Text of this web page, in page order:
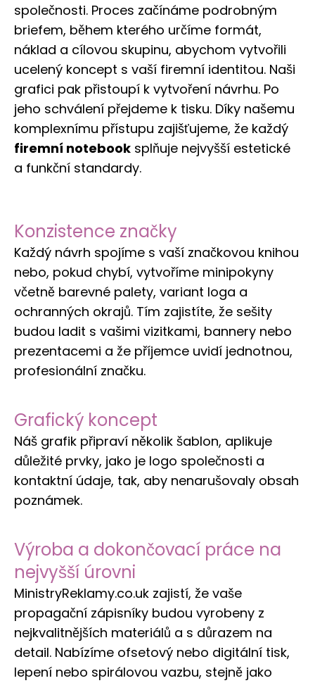
společnosti. Proces začínáme podrobným
briefem, během kterého určíme formát,
náklad a cílovou skupinu, abychom vytvořili
ucelený koncept s vaší firemní identitou. Naši
grafici pak přistoupí k vytvoření návrhu. Po
jeho schválení přejdeme k tisku. Díky našemu
komplexnímu přístupu zajišťujeme, že každý
firemní notebook splňuje nejvyšší estetické
a funkční standardy.
Konzistence značky
Každý návrh spojíme s vaší značkovou knihou
nebo, pokud chybí, vytvoříme minipokyny
včetně barevné palety, variant loga a
ochranných okrajů. Tím zajistíte, že sešity
budou ladit s vašimi vizitkami, bannery nebo
prezentacemi a že příjemce uvidí jednotnou,
profesionální značku.
Grafický koncept
Náš grafik připraví několik šablon, aplikuje
důležité prvky, jako je logo společnosti a
kontaktní údaje, tak, aby nenarušovaly obsah
poznámek.
Výroba a dokončovací práce na
nejvyšší úrovni
MinistryReklamy.co.uk zajistí, že vaše
propagační zápisníky budou vyrobeny z
nejkvalitnějších materiálů a s důrazem na
detail. Nabízíme ofsetový nebo digitální tisk,
lepení nebo spirálovou vazbu, stejně jako